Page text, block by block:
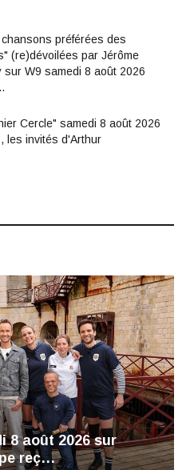
préférées des
(re)dévoilées par Jérôme
sur W9 samedi 8 août 2026
Cercle" samedi 8 août 2026
les invités d'Arthur
8 août 2026 sur
reç…